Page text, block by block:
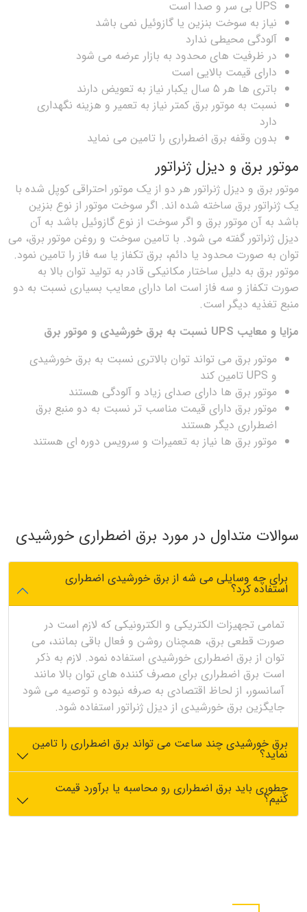
UPS بی سر و صدا است
نیاز به سوخت بنزین یا گازوئیل نمی باشد
آلودگی محیطی ندارد
در ظرفیت های محدود به بازار عرضه می شود
دارای قیمت بالایی است
باتری ها هر ۵ سال یکبار نیاز به تعویض دارند
نسبت به موتور برق کمتر نیاز به تعمیر و هزینه نگهداری
دارد
بدون وقفه برق اضطراری را تامین می نماید
موتور برق و دیزل ژنراتور
موتور برق و دیزل ژنراتور هر دو از یک موتور احتراقی کوپل شده با
یک ژنراتور برق ساخته شده اند. اگر سوخت موتور از نوع بنزین
باشد به آن موتور برق و اگر سوخت از نوع گازوئیل باشد به آن
دیزل ژنراتور گفته می شود. با تامین سوخت و روغن موتور برق، می
توان به صورت محدود یا دائم، برق تکفاز یا سه فاز را تامین نمود.
موتور برق به دلیل ساختار مکانیکی قادر به تولید توان بالا به
صورت تکفاز و سه فاز است اما دارای معایب بسیاری نسبت به دو
منبع تغذیه دیگر است.
مزایا و معایب UPS نسبت به برق خورشیدی و موتور برق
موتور برق می تواند توان بالاتری نسبت به برق خورشیدی
و UPS تامین کند
موتور برق ها دارای صدای زیاد و آلودگی هستند
موتور برق دارای قیمت مناسب تر نسبت به دو منبع برق
اضطراری دیگر هستند
موتور برق ها نیاز به تعمیرات و سرویس دوره ای هستند
سوالات متداول در مورد برق اضطراری خورشیدی
برای چه وسایلی می شه از برق خورشیدی اضطراری
استفاده کرد؟
تمامی تجهیزات الکتریکی و الکترونیکی که لازم است در
صورت قطعی برق، همچنان روشن و فعال باقی بمانند، می
توان از برق اضطراری خورشیدی استفاده نمود. لازم به ذکر
است برق اضطراری برای مصرف کننده های توان بالا مانند
آسانسور، از لحاظ اقتصادی به صرفه نبوده و توصیه می شود
جایگزین برق خورشیدی از دیزل ژنراتور استفاده شود.
برق خورشیدی چند ساعت می تواند برق اضطراری را تامین
نماید؟
چطوری باید برق اضطراری رو محاسبه یا برآورد قیمت
کنیم؟